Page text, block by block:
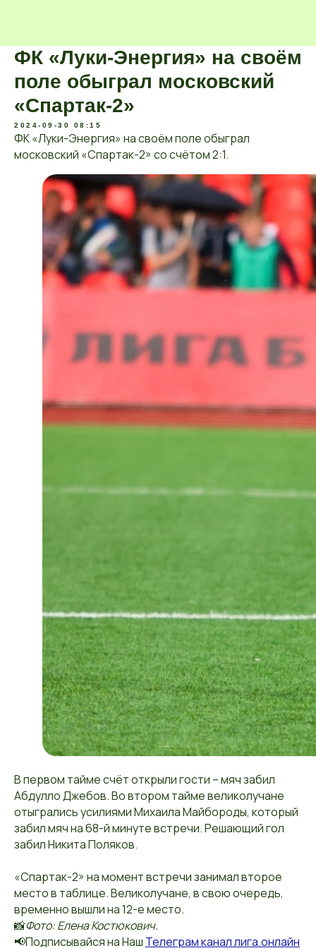
ФК «Луки-Энергия» на своём
поле обыграл московский
«Спартак-2»
2024-09-30 08:15
ФК «Луки-Энергия» на своём поле обыграл
московский «Спартак-2» со счётом 2:1.
В первом тайме счёт открыли гости – мяч забил
Абдулло Джебов. Во втором тайме великолучане
отыгрались усилиями Михаила Майбороды, который
забил мяч на 68-й минуте встречи. Решающий гол
забил Никита Поляков.
«Спартак-2» на момент встречи занимал второе
место в таблице. Великолучане, в свою очередь,
временно вышли на 12-е место.
📸Фото: Елена Костюкович.
📢Подписывайся на Наш Телеграм канал лига.онлайн